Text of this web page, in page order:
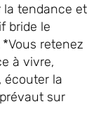
la tendance et
bride le
retenez
à vivre,
écouter la
sur